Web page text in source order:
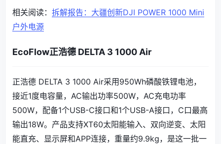
相关阅读： 拆解报告：大疆创新DJI POWER 1000 Mini
户外电源
EcoFlow正浩德 DELTA 3 1000 Air
正浩德 DELTA 3 1000 Air采用950Wh磷酸铁锂电池，
接近1度电容量，AC输出功率500W，AC充电功率
500W，配备1个USB-C接口和1个USB-A接口，C口最高
输出18W。产品支持XT60太阳能输入、双向逆变、太阳
能直充、显示屏和APP连接，重量约9.9kg，是这一批一